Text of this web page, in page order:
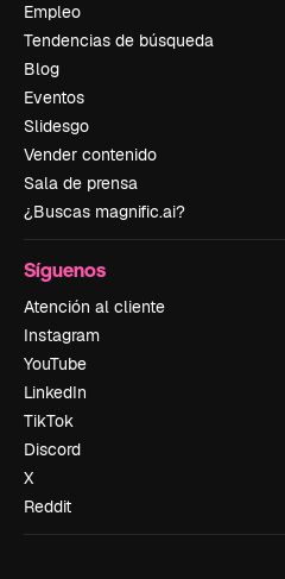
Empleo
Tendencias de búsqueda
Blog
Eventos
Slidesgo
Vender contenido
Sala de prensa
¿Buscas magnific.ai?
Síguenos
Atención al cliente
Instagram
YouTube
LinkedIn
TikTok
Discord
X
Reddit